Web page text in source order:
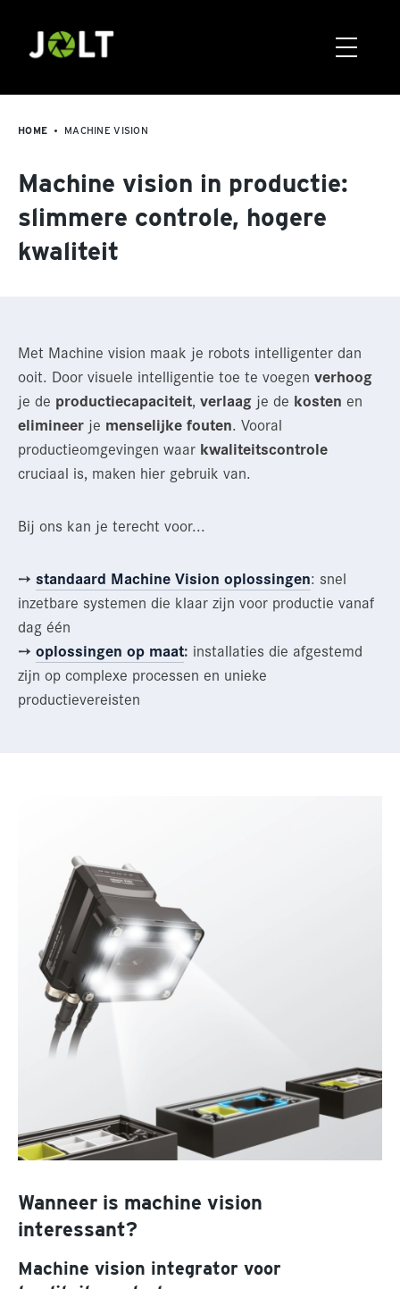
HOME MACHINE VISION
Machine vision in productie:
slimmere controle, hogere
kwaliteit
Met Machine vision maak je robots intelligenter dan
ooit. Door visuele intelligentie toe te voegen verhoog
je de productiecapaciteit,verlaag je de kosten en
elimineer je menselijke fouten. Vooral
productieomgevingen waar kwaliteitscontrole
cruciaal is, maken hier gebruik van.
Bij ons kan je terecht voor...
➙ standaard Machine Vision oplossingen: snel
inzetbare systemen die klaar zijn voor productie vanaf
dag één
➙ oplossingen op maat: installaties die afgestemd
zijn op complexe processen en unieke
productievereisten
Wanneer is machine vision
interessant?
Machine vision integrator voor